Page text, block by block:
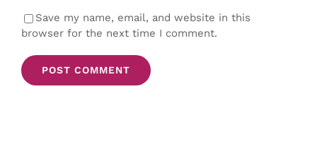
Save my name, email, and website in this
browser for the next time I comment.